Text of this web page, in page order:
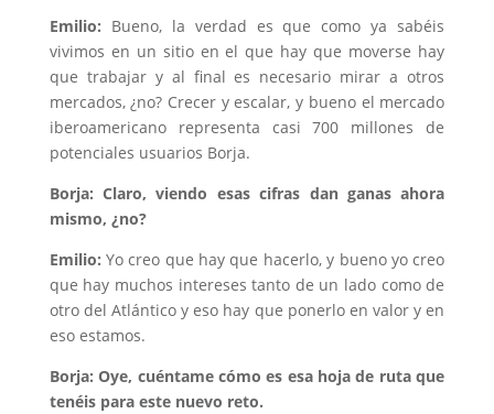
Emilio: Bueno, la verdad es que como ya sabéis
vivimos en un sitio en el que hay que moverse hay
que trabajar y al final es necesario mirar a otros
mercados, ¿no? Crecer y escalar, y bueno el mercado
iberoamericano representa casi 700 millones de
potenciales usuarios Borja.
Borja: Claro, viendo esas cifras dan ganas ahora
mismo, ¿no?
Emilio:Yo creo que hay que hacerlo, y bueno yo creo
que hay muchos intereses tanto de un lado como de
otro del Atlántico y eso hay que ponerlo en valor y en
eso estamos.
Borja: Oye, cuéntame cómo es esa hoja de ruta que
tenéis para este nuevo reto.